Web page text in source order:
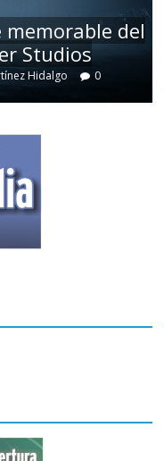
del
Studios
Hidalgo 0